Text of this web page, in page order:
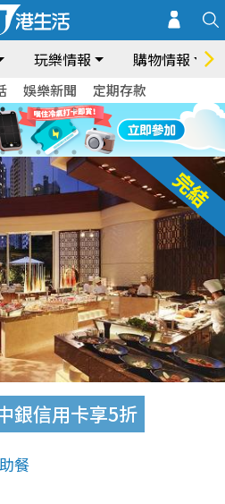
玩樂情報 購物情報
娛樂新聞 定期存款
銀信用卡享5折
餐